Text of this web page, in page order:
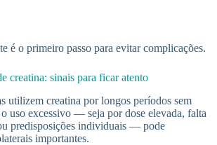
é o primeiro passo para evitar complicações.
creatina: sinais para ficar atento
utilizem creatina por longos períodos sem
uso excessivo — seja por dose elevada, falta
predisposições individuais — pode
importantes.